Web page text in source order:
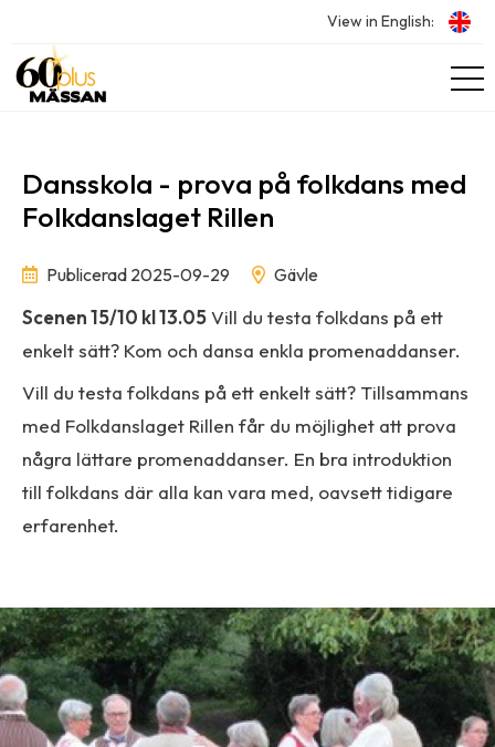
View in English:
Dansskola - prova på folkdans med
Folkdanslaget Rillen
Publicerad 2025-09-29 Gävle
Scenen 15/10 kl 13.05Vill du testa folkdans på ett
enkelt sätt? Kom och dansa enkla promenaddanser.
Vill du testa folkdans på ett enkelt sätt? Tillsammans
med Folkdanslaget Rillen får du möjlighet att prova
några lättare promenaddanser. En bra introduktion
till folkdans där alla kan vara med, oavsett tidigare
erfarenhet.